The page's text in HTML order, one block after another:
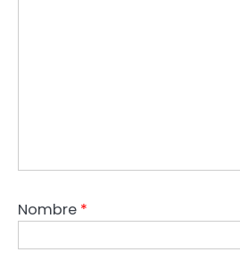
Nombre *